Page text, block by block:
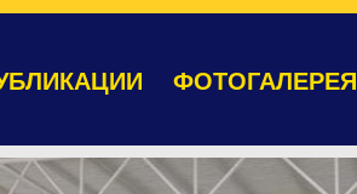
ФОТОГАЛЕРЕЯ